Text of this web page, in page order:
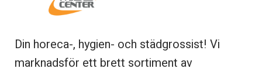
Din horeca-, hygien- och städgrossist! Vi
marknadsför ett brett sortiment av